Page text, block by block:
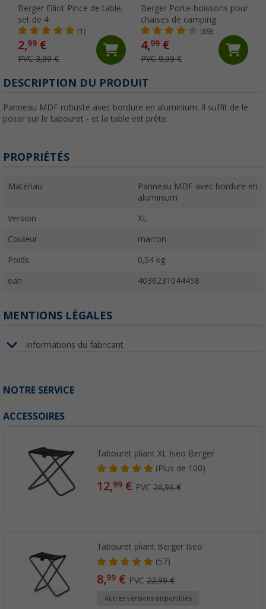
Berger Elliot Pince de table,
set de 4
(1)
2,99 €
PVC 3,99 €
Berger Porte-boissons pour
chaises de camping
(69)
4,99€
PVC 9,99 €
DESCRIPTION DU PRODUIT
Panneau MDF robuste avec bordure en aluminium. Il suffit de le
poser sur le tabouret - et la table est prête.
PROPRIÉTÉS
Matériau
Panneau MDF avec bordure en
aluminium
Version XL
Couleur marron
Poids 0,54 kg
ean 4036231044458
MENTIONS LÉGALES
Informations du fabricant
NOTRE SERVICE
ACCESSOIRES
Tabouret pliant XL Iseo Berger
(Plus de 100)
12,99 € PVC26,99 €
Tabouret pliant Berger Iseo
(57)
8,99 € PVC22,99 €
Autres versions disponibles